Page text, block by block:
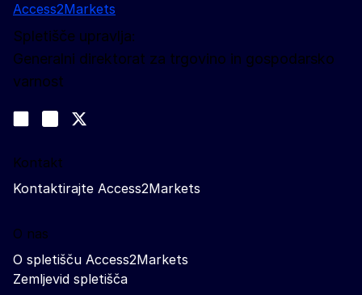
Access2Markets
Spletišče upravlja:
Generalni direktorat za trgovino in gospodarsko
varnost
Join us on LinkedIn
Trade-Off podcast
Kontakt
Kontaktirajte Access2Markets
O nas
O spletišču Access2Markets
Zemljevid spletišča